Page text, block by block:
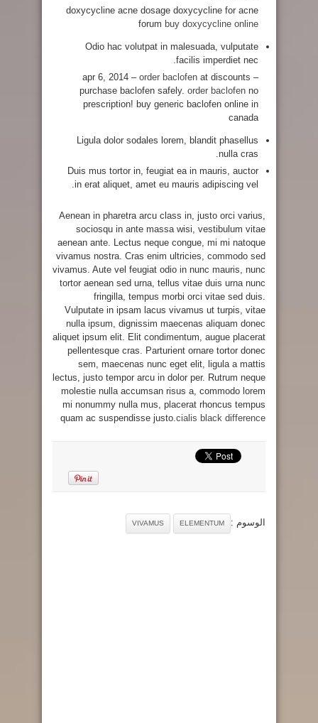
doxycycline acne dosage doxycycline for acne
forum buy doxycycline online
Odio hac volutpat in malesuada, vulputate
facilis imperdiet nec.
apr 6, 2014 – order baclofen at discounts –
purchase baclofen safely. order baclofen no
prescription! buy generic baclofen online in
canada
Ligula dolor sodales lorem, blandit phasellus
nulla cras.
Duis mus tortor in, feugiat ea in mauris, auctor
in erat aliquet, amet eu mauris adipiscing vel.
Aenean in pharetra arcu class in, justo orci varius,
sociosqu in ante massa wisi, vestibulum vitae
aenean ante. Lectus neque congue, mi mi natoque
vivamus nostra. Cras enim ultricies, commodo sed
vivamus. Aute vel feugiat odio in nunc mauris, nunc
tortor aenean sed urna, tellus vitae duis urna nunc
fringilla, tempus morbi orci vitae sed duis.
Vulputate in ipsam lacus vivamus ut turpis, vitae
nulla ipsum, dignissim maecenas aliquam donec
aliquet ipsum elit. Elit condimentum, augue placerat
pellentesque cras. Parturient ornare tortor donec
sem, maecenas nunc eget elit, ligula a mattis
lectus, justo tempor arcu in dolor per. Rutrum neque
molestie nulla accumsan risus a, commodo lorem
mi nonummy nulla mus, placerat rhoncus tempus
quam ac suspendisse justo.cialis black difference
الوسوم : ELEMENTUM
VIVAMUS